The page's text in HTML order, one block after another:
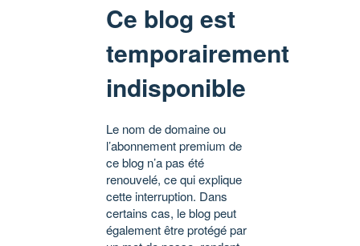
Ce blog est
temporairement
indisponible
Le nom de domaine ou
l’abonnement premium de
ce blog n’a pas été
renouvelé, ce qui explique
cette interruption. Dans
certains cas, le blog peut
également être protégé par